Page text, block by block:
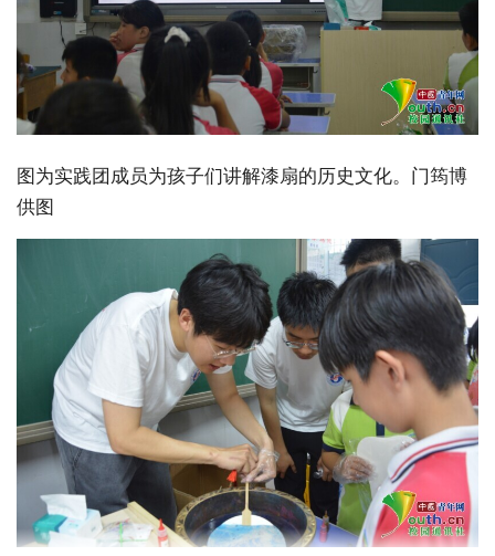
图为实践团成员为孩子们讲解漆扇的历史文化。门筠博
供图